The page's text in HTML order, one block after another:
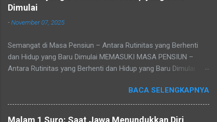
Dimulai
-November 07, 2025
Semangat di Masa Pensiun – Antara Rutinitas yang Berhenti
dan Hidup yang Baru Dimulai MEMASUKI MASA PENSIUN –
Antara Rutinitas yang Berhenti dan Hidup yang Baru Dimulai
datang setelah rutinitas berakhir, dan peluang baru untuk
menemukan jati diri. Tidak ada yang bisa menghindari waktu.
Cepat atau lambat, setiap pegawai akan tiba pada masa yang
BACA SELENGKAPNYA
Malam 1 Suro: Saat Jawa Menundukkan Diri